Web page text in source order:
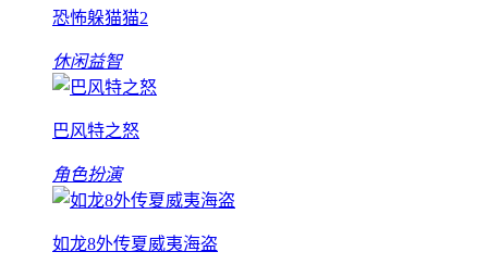
恐怖躲猫猫2
休闲益智
巴风特之怒
角色扮演
如龙8外传夏威夷海盗